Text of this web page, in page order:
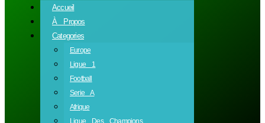
Accueil
À Propos
Categories
Europe
Ligue 1
Football
Serie A
Afrique